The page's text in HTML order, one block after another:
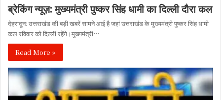
ब्रेकिंग न्यूज़: मुख्यमंत्री पुष्कर सिंह धामी का दिल्ली दौरा कल
देहरादून: उत्तराखंड की बड़ी खबरें सामने आई है जहां उत्तराखंड के मुख्यमंत्री पुष्कर सिंह धामी
कल रविवार को दिल्ली रहेंगे।मुख्यमंत्री…
Read More »